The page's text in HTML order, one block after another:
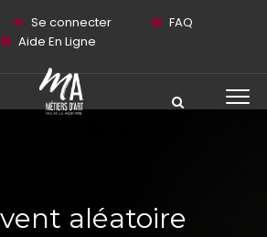
Se connecter
FAQ
Aide En Ligne
aléatoire